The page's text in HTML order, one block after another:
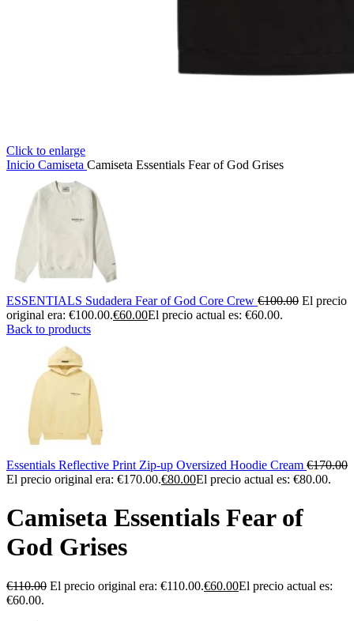
Click to enlarge
Inicio Camiseta Camiseta Essentials Fear of God Grises
ESSENTIALS Sudadera Fear of God Core Crew €100.00 El precio
original era: €100.00.€60.00El precio actual es: €60.00.
Back to products
Essentials Reflective Print Zip-up Oversized Hoodie Cream €170.00
El precio original era: €170.00.€80.00El precio actual es: €80.00.
Camiseta Essentials Fear of
God Grises
€110.00 El precio original era: €110.00.€60.00El precio actual es:
€60.00.